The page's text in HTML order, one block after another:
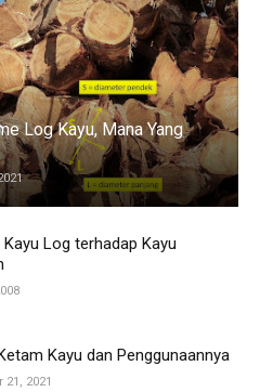
Log Kayu, Mana Yang
Log terhadap Kayu
Kayu dan Penggunaannya
2021